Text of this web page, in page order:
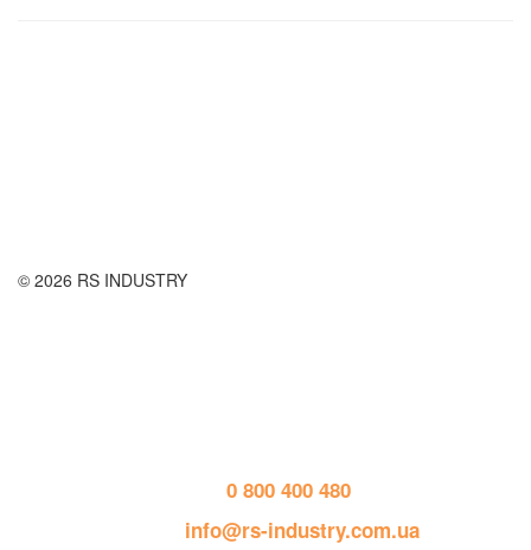
© 2026 RS INDUSTRY
0 800 400 480
info@rs-industry.com.ua